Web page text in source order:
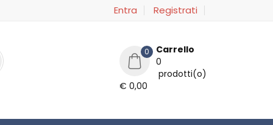
Entra Registrati
0
Carrello
0
prodotti(o)
€ 0,00